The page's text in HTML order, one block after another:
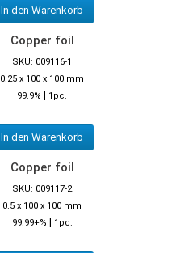
In den Warenkorb
Copper foil
SKU: 009116-1
0.25 x 100 x 100 mm
99.9% | 1pc.
In den Warenkorb
Copper foil
SKU: 009117-2
0.5 x 100 x 100 mm
99.99+% | 1pc.